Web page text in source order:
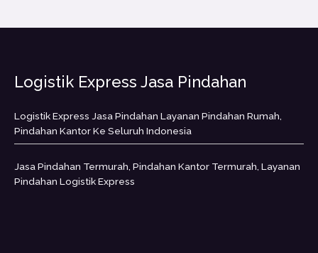
Logistik Express Jasa Pindahan
Logistik Express Jasa Pindahan Layanan Pindahan Rumah,
Pindahan Kantor Ke Seluruh Indonesia
Jasa Pindahan Termurah, Pindahan Kantor Termurah, Layanan
Pindahan Logistik Express